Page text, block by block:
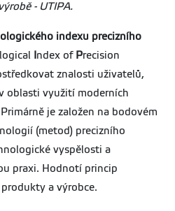
- UTIPA.
indexu precizního
ndex of Precision
znalosti uživatelů,
oblasti využití moderních
je založen na bodovém
(metod) precizního
vyspělosti a
praxi. Hodnotí princip
a výrobce.